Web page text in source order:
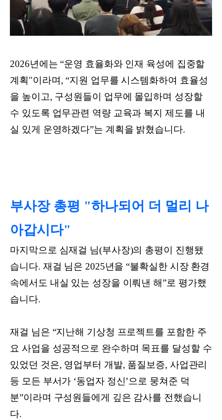
2026년에는 “운영 효율화와 인재 육성에 집중할
계획"이라며, “지원 업무를 시스템화하여 효율성
을 높이고, 구성원들이 업무에 몰입하며 성장할
수 있도록 업무관련 역량 교육과 복지 제도를 내
실 있게 운영하겠다”는 계획을 밝혔습니다.
부사장 총평 "하나되어 더 멀리 나
아갑시다"
마지막으로 심재걸 님(부사장)의 총평이 진행됐
습니다. 재걸 님은 2025년을 “불확실한 시장 환경
속에서도 내실 있는 성장을 이뤄낸 해”로 평가했
습니다.
재걸 님은 “지난해 기상청 프로젝트를 포함한 주
요 사업을 성공적으로 완수하며 목표를 달성할 수
있었던 것은, 영업부터 개발, 품질보증, 사업관리
등 모든 부서가 ‘동업자 정신’으로 뭉쳐준 덕
분”이라며 구성원들에게 깊은 감사를 전했습니
다.